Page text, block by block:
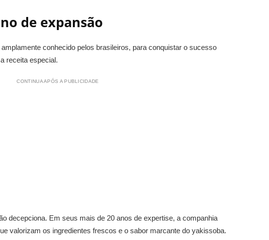
de expansão
conhecido pelos brasileiros, para conquistar o sucesso
receita especial.
CONTINUA APÓS A PUBLICIDADE
decepciona. Em seus mais de 20 anos de expertise, a companhia
valorizam os ingredientes frescos e o sabor marcante do yakissoba.